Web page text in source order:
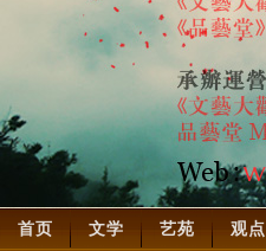
首页 文学 艺苑 观点